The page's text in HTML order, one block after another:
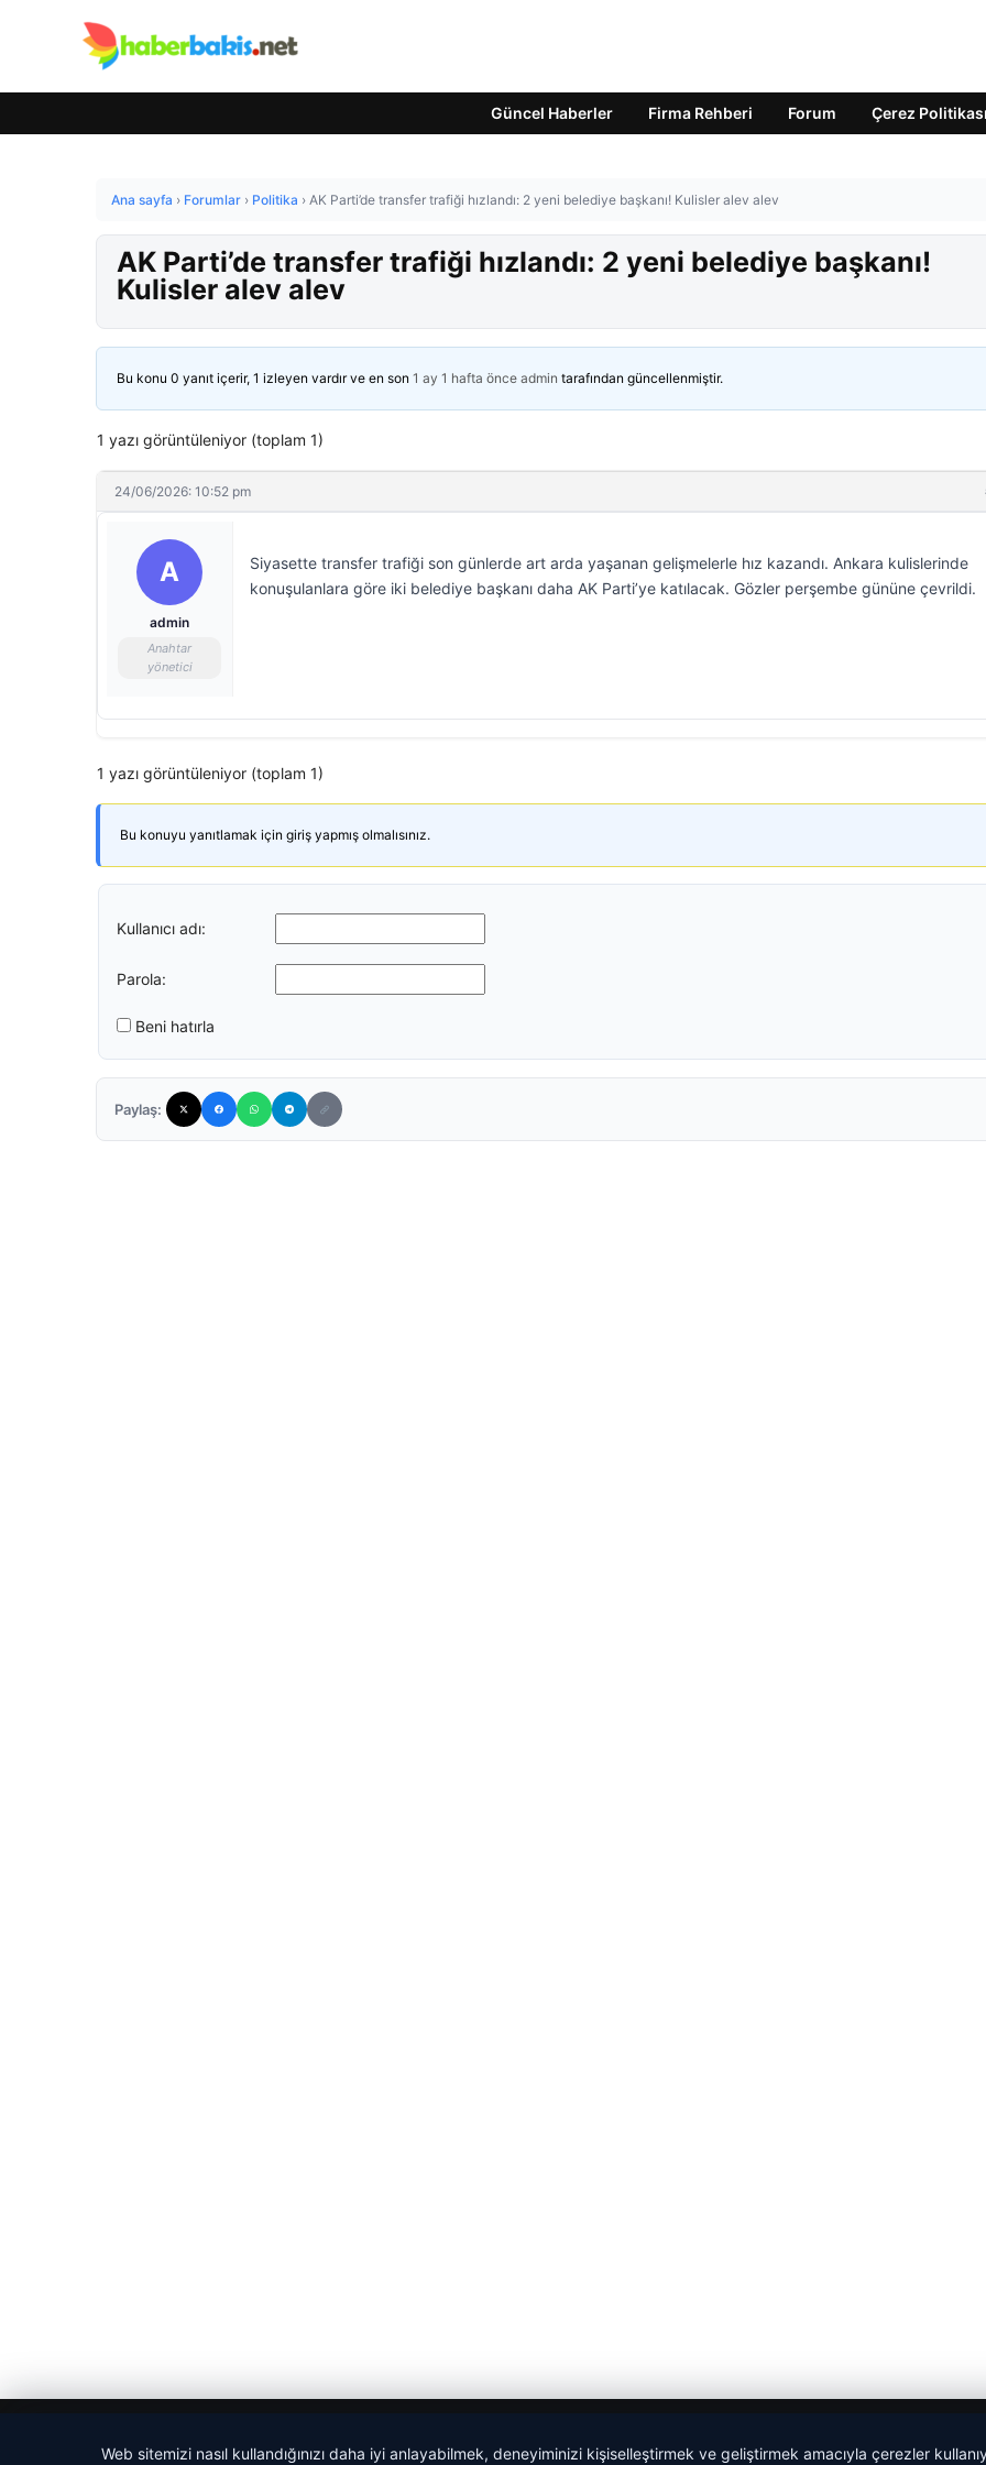
Güncel Haberler Firma Rehberi Forum Çerez Politikası
Ana sayfa › Forumlar › Politika › AK Parti’de transfer trafiği hızlandı: 2 yeni belediye başkanı! Kulisler alev alev
AK Parti’de transfer trafiği hızlandı: 2 yeni belediye başkanı!
Kulisler alev alev
Bu konu 0 yanıt içerir, 1 izleyen vardır ve en son 1 ay 1 hafta önce admin tarafından güncellenmiştir.
1 yazı görüntüleniyor (toplam 1)
24/06/2026: 10:52 pm
A
admin
Anahtar
yönetici
Siyasette transfer trafiği son günlerde art arda yaşanan gelişmelerle hız kazandı. Ankara kulislerinde
konuşulanlara göre iki belediye başkanı daha AK Parti’ye katılacak. Gözler perşembe gününe çevrildi.
1 yazı görüntüleniyor (toplam 1)
Bu konuyu yanıtlamak için giriş yapmış olmalısınız.
Kullanıcı adı:
Parola:
Beni hatırla
Paylaş:
Web sitemizi nasıl kullandığınızı daha iyi anlayabilmek, deneyiminizi kişiselleştirmek ve geliştirmek amacıyla çerezler